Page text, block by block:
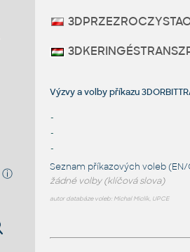
ⓘ
Výzvy a volby příkazu
-
-
-
Seznam příkazových voleb (EN/
žádné volby (klíčová slova)
autor databáze voleb: Michal Miclík, UPCE